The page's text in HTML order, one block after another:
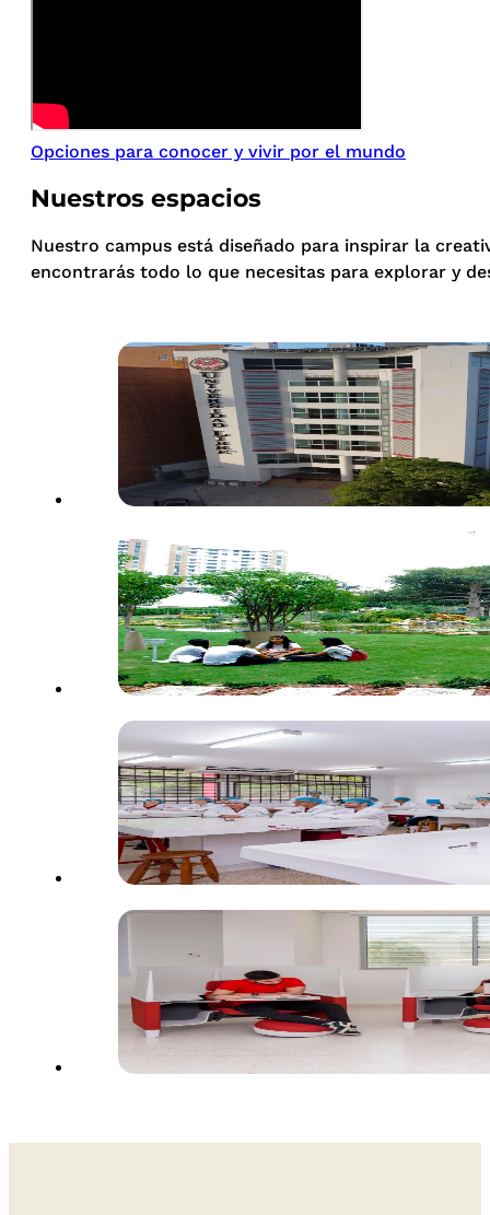
Opciones para conocer y vivir por el mundo
Nuestros espacios
Nuestro campus está diseñado para inspirar la
encontrarás todo lo que necesitas para explorar y